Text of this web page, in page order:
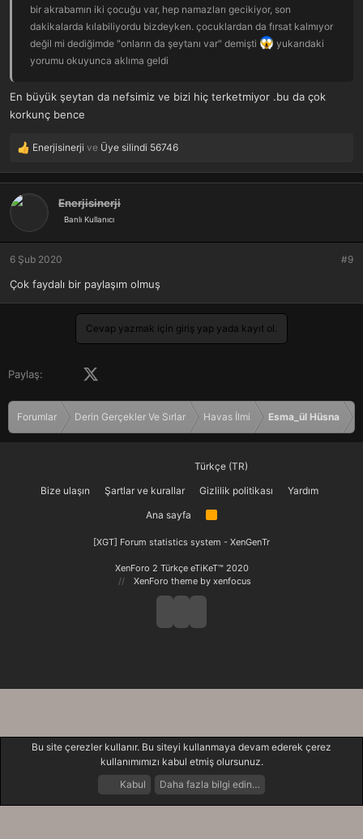
bir akrabamın iki çocuğu var, hep namazları gecikiyor, son
dakikalarda kılabiliyordu bizdeyken. çocuklardan da fırsat kalmıyor
değil mi dediğimde "onların da şeytanı var" demişti
yukarıdaki
yorumu okuyunca aklıma geldi
En büyük şeytan da nefsimiz ve bizi hiç terketmiyor .bu da çok
korkunç bence
T
p
k
l
e
r
Enerjisinerji ve Üye silindi 56746
Enerjisinerji
Banlı Kullanıcı
6 Şub 2020 #9
Çok faydalı bir paylaşım olmuş
Cevap yazmak için giriş yap yada kayıt ol.
Paylaş: Facebook
Forumlar Derin Gerçekler Ve Sırlar Havas İlmi Esma_ül Hüsna
Türkçe (TR)
Bize ulaşın
Şartlar ve kurallar Gizlilik politikası
Yardım
Ana sayfa
R
[XGT] Forum statistics system - XenGenTr
XenForo 2 Türkçe eTiKeT™ 2020
XenForo theme by xenfocus
Neler Yeni Giriş Yap
Bu site çerezler kullanır. Bu siteyi kullanmaya devam ederek çerez
kullanımımızı kabul etmiş olursunuz.
Kabul
Daha fazla bilgi edin…